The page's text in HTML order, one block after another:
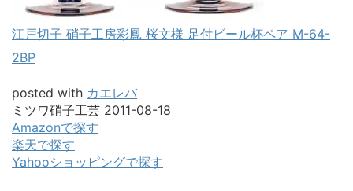
江戸切子 硝子工房彩鳳 桜文様 足付ビール杯ペア M-64-
2BP
posted with カエレバ
ミツワ硝子工芸 2011-08-18
Amazonで探す
楽天で探す
Yahooショッピングで探す